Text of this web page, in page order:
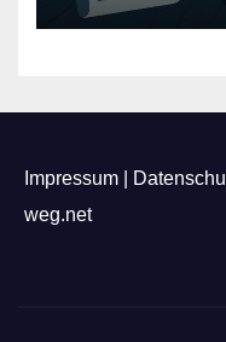
Impressum
weg.net